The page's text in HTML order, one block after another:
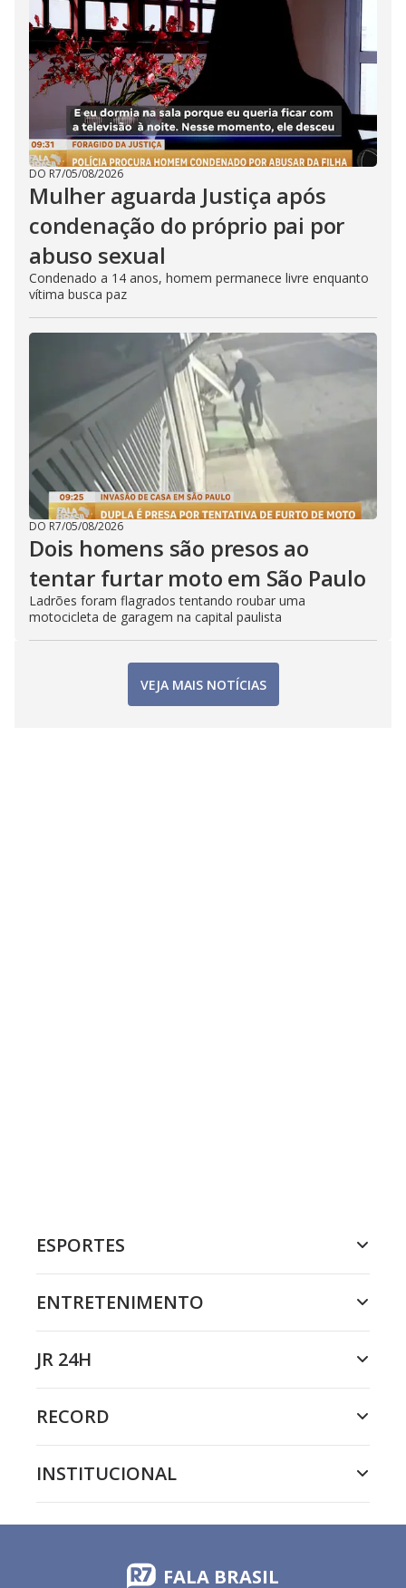
DO R7/05/08/2026
Mulher aguarda Justiça após
condenação do próprio pai por
abuso sexual
Condenado a 14 anos, homem permanece livre enquanto
vítima busca paz
DO R7/05/08/2026
Dois homens são presos ao
tentar furtar moto em São Paulo
Ladrões foram flagrados tentando roubar uma
motocicleta de garagem na capital paulista
VEJA MAIS NOTÍCIAS
ESPORTES
ENTRETENIMENTO
JR 24H
RECORD
INSTITUCIONAL
FALA BRASIL